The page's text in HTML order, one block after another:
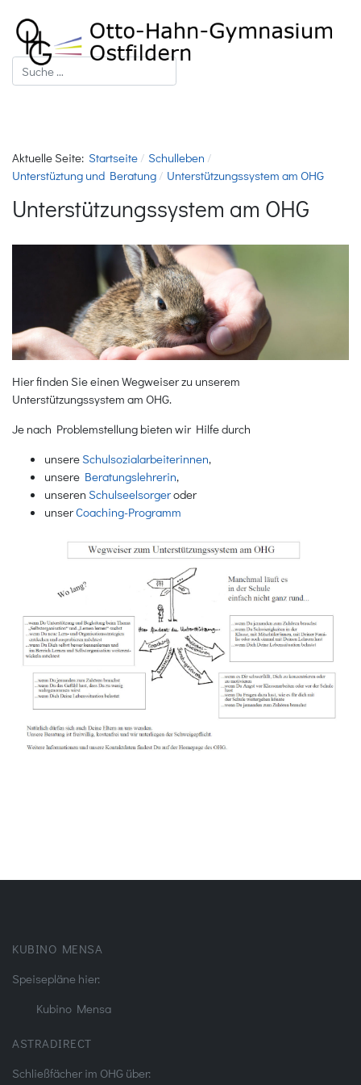
Suchen
Aktuelle Seite: Startseite
Schulleben
Unterstüztung und Beratung
Unterstützungssystem am OHG
Unterstützungssystem am OHG
Hier finden Sie einen Wegweiser zu unserem
Unterstützungssystem am OHG.
Je nach Problemstellung bieten wir Hilfe durch
unsere Schulsozialarbeiterinnen,
unsere Beratungslehrerin,
unseren Schulseelsorgeroder
unserCoaching-Programm
KUBINO MENSA
Speisepläne hier:
Kubino Mensa
ASTRADIRECT
Schließfächer im OHG über: